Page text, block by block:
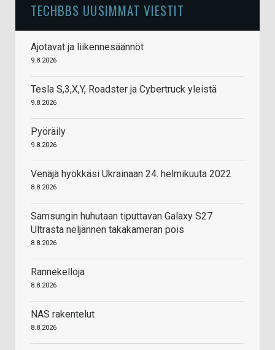
TECHBBS UUSIMMAT VIESTIT
Ajotavat ja liikennesäännöt
9.8.2026
Tesla S,3,X,Y, Roadster ja Cybertruck yleistä
9.8.2026
Pyöräily
9.8.2026
Venäjä hyökkäsi Ukrainaan 24. helmikuuta 2022
8.8.2026
Samsungin huhutaan tiputtavan Galaxy S27
Ultrasta neljännen takakameran pois
8.8.2026
Rannekelloja
8.8.2026
NAS rakentelut
8.8.2026